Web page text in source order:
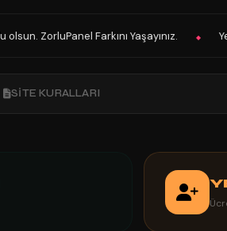
Farkını Yaşayınız. ◆ Yeni Panelimiz
SİTE KURALLARI